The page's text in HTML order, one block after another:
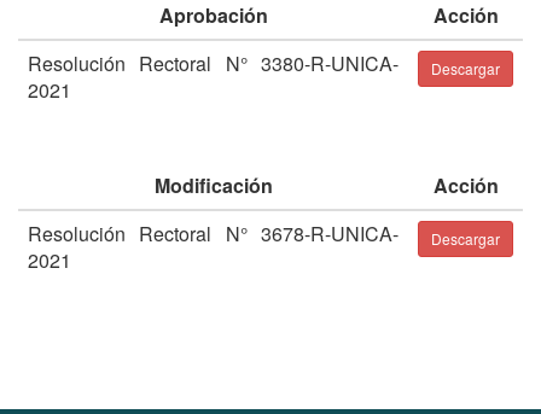
Aprobación
Acción
Resolución Rectoral N° 3380-R-UNICA-
2021
Descargar
Modificación
Acción
Resolución Rectoral N° 3678-R-UNICA-
2021
Descargar